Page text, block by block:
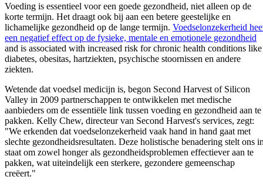
Voeding is essentieel voor een goede gezondheid, niet alleen op de
korte termijn. Het draagt ook bij aan een betere geestelijke en
lichamelijke gezondheid op de lange termijn. Voedselonzekerheid
een negatief effect op de fysieke, mentale en emotionele gezondheid
and is associated with increased risk for chronic health conditions like
diabetes, obesitas, hartziekten, psychische stoornissen en andere
ziekten.
Wetende dat voedsel medicijn is, begon Second Harvest of Silicon
Valley in 2009 partnerschappen te ontwikkelen met medische
aanbieders om de essentiële link tussen voeding en gezondheid aan te
pakken. Kelly Chew, directeur van Second Harvest's services, zegt:
"We erkenden dat voedselonzekerheid vaak hand in hand gaat met
slechte gezondheidsresultaten. Deze holistische benadering stelt ons
staat om zowel honger als gezondheidsproblemen effectiever aan te
pakken, wat uiteindelijk een sterkere, gezondere gemeenschap
creëert."